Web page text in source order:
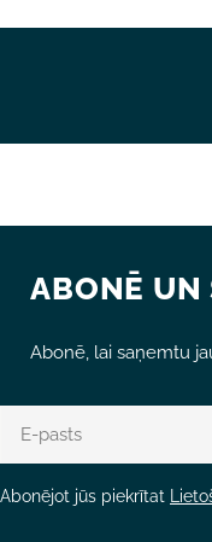
ABONĒ UN
Abonē, lai saņemtu
pasts
Abonējot jūs piekrītat